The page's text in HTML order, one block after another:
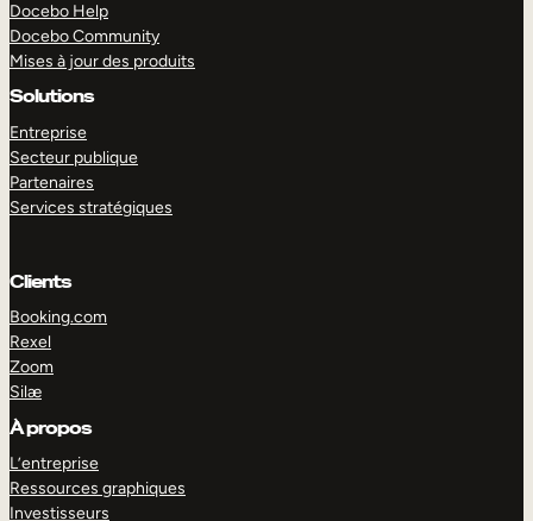
Docebo Help
Docebo Community
Mises à jour des produits
Solutions
Entreprise
Secteur publique
Partenaires
Services stratégiques
Clients
Booking.com
Rexel
Zoom
Silæ
À propos
L’entreprise
Ressources graphiques
Investisseurs